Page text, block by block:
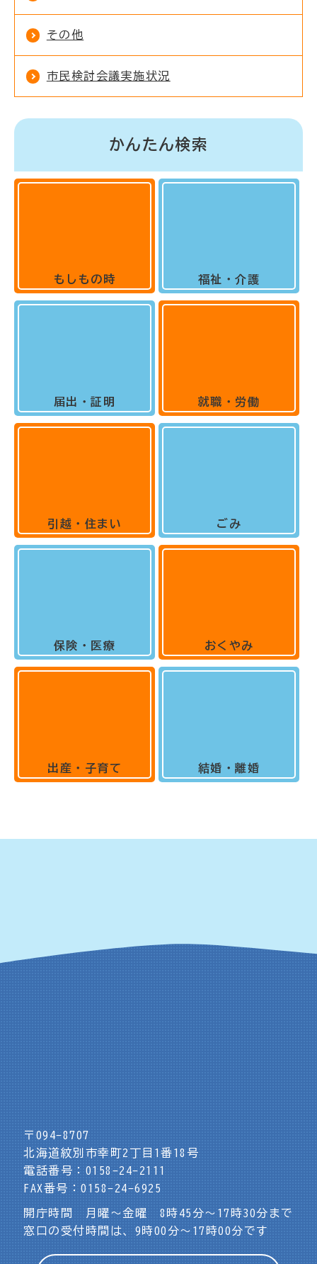
その他
市民検討会議実施状況
かんたん検索
もしもの時
届出・証明
引越・住まい
保険・医療
出産・子育て
福祉・介護
就職・労働
ごみ
おくやみ
結婚・離婚
〒094-8707
北海道紋別市幸町2丁目1番18号
電話番号：0158-24-2111
FAX番号：0158-24-6925
開庁時間 月曜～金曜 8時45分～17時30分まで
窓口の受付時間は、9時00分～17時00分です